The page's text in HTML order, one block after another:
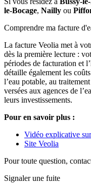
le-Bocage, Nailly ou
Comprendre ma facture
La facture Veolia met à
dès la première lecture :
périodes de facturation et
détaille également les
l’eau potable, au
versées aux agences de
leurs investissements.
Pour en savoir plus :
Vidéo explicative
Site Veolia
Pour toute question,
Signaler une fuite